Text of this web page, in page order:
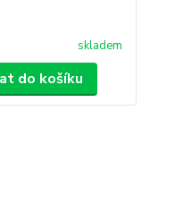
skladem
do košíku